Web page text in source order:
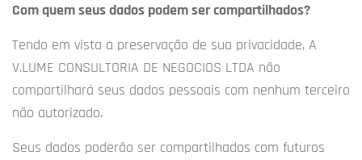
Com quem seus dados podem ser compartilhados?
Tendo em vista a preservação de sua privacidade, A
V.LUME CONSULTORIA DE NEGOCIOS LTDA não
compartilhará seus dados pessoais com nenhum terceiro
não autorizado.
Seus dados poderão ser compartilhados com futuros